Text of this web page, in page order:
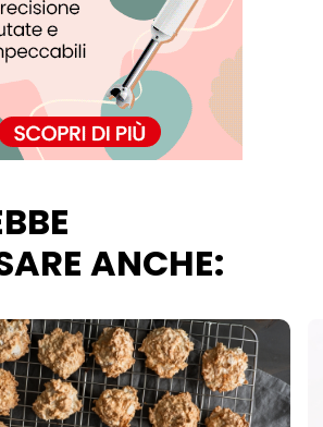
ANCHE: